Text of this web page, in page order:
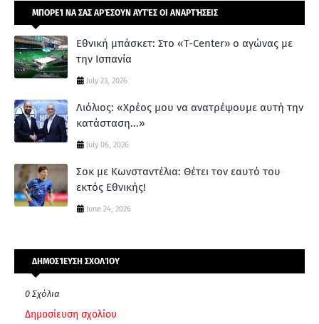
ΜΠΟΡΕΊ ΝΑ ΣΑΣ ΑΡΈΣΟΥΝ ΑΥΤΈΣ ΟΙ ΑΝΑΡΤΉΣΕΙΣ
Εθνική μπάσκετ: Στο «T-Center» ο αγώνας με
την Ισπανία
July 23, 2026
Λιόλιος: «Χρέος μου να ανατρέψουμε αυτή την
κατάσταση...»
July 06, 2026
Σοκ με Κωνσταντέλια: Θέτει τον εαυτό του
εκτός Εθνικής!
June 24, 2026
ΔΗΜΟΣΊΕΥΣΗ ΣΧΟΛΊΟΥ
0 Σχόλια
Δημοσίευση σχολίου